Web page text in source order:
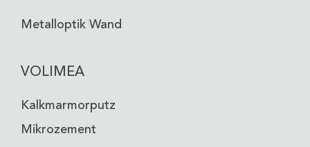
Metalloptik Wand
VOLIMEA
Kalkmarmorputz
Mikrozement